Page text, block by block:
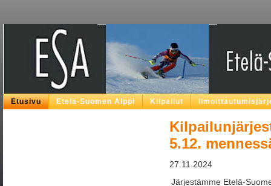
Etusivu Etelä-Suomen Alppi Kilpailut
5.12.
27.11.2024
Järjestämme Etelä-